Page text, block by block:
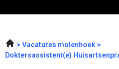
Vacatures molenhoek
Doktersassistent(e)